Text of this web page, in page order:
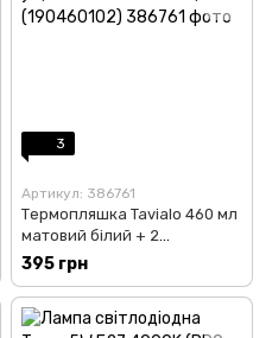
3
Артикул: 386761
Термопляшка Tavialo 460 мл
матовий білий + 2
ущільнювальних кільця
(190460102)
395 грн